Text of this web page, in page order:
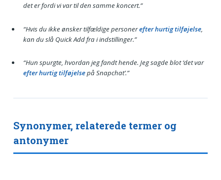
det er fordi vi var til den samme koncert.”
“Hvis du ikke ønsker tilfældige personerefter hurtig tilføjelse,
kan du slå Quick Add fra i indstillinger.”
“Hun spurgte, hvordan jeg fandt hende. Jeg sagde blot ‘det var
efter hurtig tilføjelsepå Snapchat’.”
Synonymer, relaterede termer og
antonymer